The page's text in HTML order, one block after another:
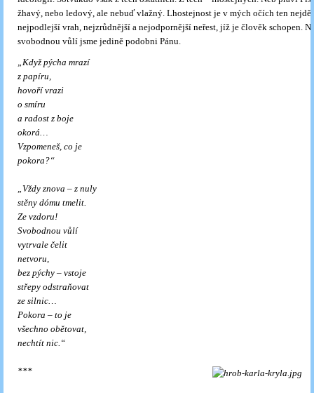
žhavý, nebo ledový, ale nebuď vlažný. Lhostejnost je v mých očích ten
nejpodlejší vrah, nejzrůdnější a nejodpornější neřest, jíž je člověk schopen.
svobodnou vůlí jsme jedině podobni Pánu.
„Když pýcha mrazí
z papíru,
hovoří vrazi
o smíru
a radost z boje
okorá…
Vzpomeneš, co je
pokora?“
„Vždy znova – z nuly
stěny dómu tmelit.
Ze vzdoru!
Svobodnou vůlí
vytrvale čelit
netvoru,
bez pýchy – vstoje
střepy odstraňovat
ze silnic…
Pokora – to je
všechno obětovat,
nechtít nic.“
***